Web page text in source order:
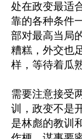
处在政变最适
靠的各种条件
部对最高当局
糟糕，外交也
样，等待着瓜
需要注意接受
训，政变不是
是林彪的教训